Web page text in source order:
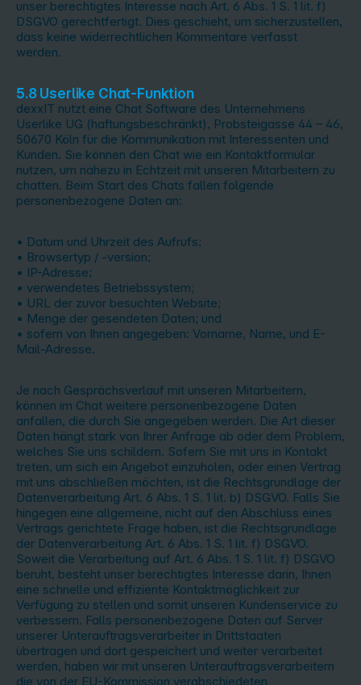
unser berechtigtes Interesse nach Art. 6 Abs. 1 S. 1 lit. f)
DSGVO gerechtfertigt. Dies geschieht, um sicherzustellen,
dass keine widerrechtlichen Kommentare verfasst
werden.
5.8 Userlike Chat-Funktion
dexxIT nutzt eine Chat Software des Unternehmens
Userlike UG (haftungsbeschränkt), Probsteigasse 44 – 46,
50670 Köln für die Kommunikation mit Interessenten und
Kunden. Sie können den Chat wie ein Kontaktformular
nutzen, um nahezu in Echtzeit mit unseren Mitarbeitern zu
chatten. Beim Start des Chats fallen folgende
personenbezogene Daten an:
• Datum und Uhrzeit des Aufrufs;
• Browsertyp / -version;
• IP-Adresse;
• verwendetes Betriebssystem;
• URL der zuvor besuchten Website;
• Menge der gesendeten Daten; und
• sofern von Ihnen angegeben: Vorname, Name, und E-
Mail-Adresse.
Je nach Gesprächsverlauf mit unseren Mitarbeitern,
können im Chat weitere personenbezogene Daten
anfallen, die durch Sie angegeben werden. Die Art dieser
Daten hängt stark von Ihrer Anfrage ab oder dem Problem,
welches Sie uns schildern. Sofern Sie mit uns in Kontakt
treten, um sich ein Angebot einzuholen, oder einen Vertrag
mit uns abschließen möchten, ist die Rechtsgrundlage der
Datenverarbeitung Art. 6 Abs. 1 S. 1 lit. b) DSGVO. Falls Sie
hingegen eine allgemeine, nicht auf den Abschluss eines
Vertrags gerichtete Frage haben, ist die Rechtsgrundlage
der Datenverarbeitung Art. 6 Abs. 1 S. 1 lit. f) DSGVO.
Soweit die Verarbeitung auf Art. 6 Abs. 1 S. 1 lit. f) DSGVO
beruht, besteht unser berechtigtes Interesse darin, Ihnen
eine schnelle und effiziente Kontaktmöglichkeit zur
Verfügung zu stellen und somit unseren Kundenservice zu
verbessern. Falls personenbezogene Daten auf Server
unserer Unterauftragsverarbeiter in Drittstaaten
übertragen und dort gespeichert und weiter verarbeitet
werden, haben wir mit unseren Unterauftragsverarbeitern
die von der EU-Kommission verabschiedeten